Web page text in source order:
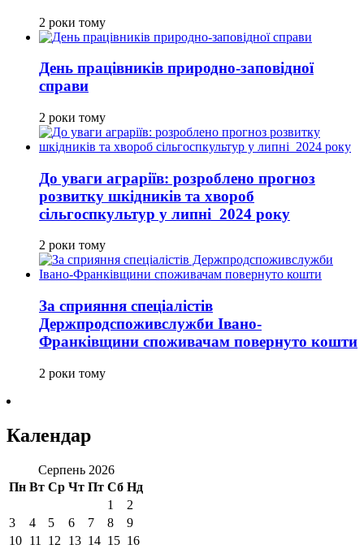
2 роки тому
День працівників природно-заповідної
справи
2 роки тому
До уваги аграріїв: розроблено прогноз
розвитку шкідників та хвороб
сільгоспкультур у липні 2024 року
2 роки тому
За сприяння спеціалістів
Держпродспоживслужби Івано-
Франківщини споживачам повернуто кошти
2 роки тому
Календар
Серпень 2026
Пн Вт Ср Чт Пт Сб Нд
1
2
3
4 5 6 7 8
9
10 11 12 13 14 15 16